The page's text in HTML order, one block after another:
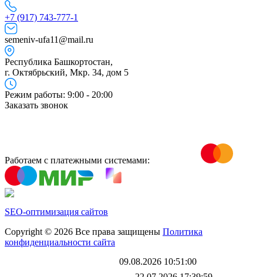
+7 (917) 743-777-1
semeniv-ufa11@mail.ru
Республика Башкортостан,
г. Октябрьский, Мкр. 34, дом 5
Режим работы: 9:00 - 20:00
Заказать звонок
Работаем с платежными системами:
SEO-оптимизация сайтов
Copyright © 2026 Все права защищены Политика
конфиденциальности сайта
09.08.2026 10:51:00